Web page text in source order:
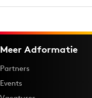
Meer Adformatie
Partners
Events